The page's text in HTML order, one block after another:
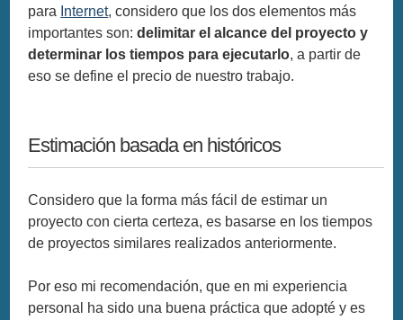
para Internet, considero que los dos elementos más
importantes son:delimitar el alcance del proyecto y
determinar los tiempos para ejecutarlo, a partir de
eso se define el precio de nuestro trabajo.
Estimación basada en históricos
Considero que la forma más fácil de estimar un
proyecto con cierta certeza, es basarse en los tiempos
de proyectos similares realizados anteriormente.
Por eso mi recomendación, que en mi experiencia
personal ha sido una buena práctica que adopté y es